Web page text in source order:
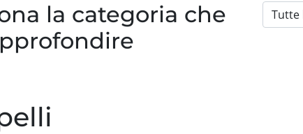
la categoria che